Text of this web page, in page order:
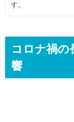
す。
コロナ禍の
響